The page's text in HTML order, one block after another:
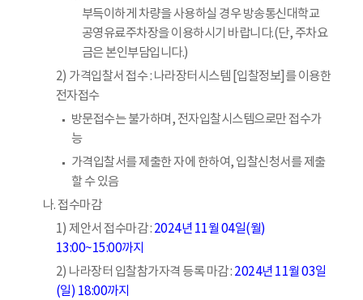
부득이하게 차량을 사용하실 경우 방송통신대학교
공영유료주차장을 이용하시기 바랍니다.(단, 주차요
금은 본인부담입니다.)
2) 가격입찰서 접수 : 나라장터시스템 [입찰정보]를 이용한
전자접수
방문접수는 불가하며, 전자입찰시스템으로만 접수가
능
가격입찰서를 제출한 자에 한하여, 입찰신청서를 제출
할 수 있음
나. 접수마감
1) 제안서 접수마감 : 2024년 11월 04일(월)
13:00~15:00까지
2) 나라장터 입찰참가자격 등록 마감 : 2024년 11월 03일
(일) 18:00까지